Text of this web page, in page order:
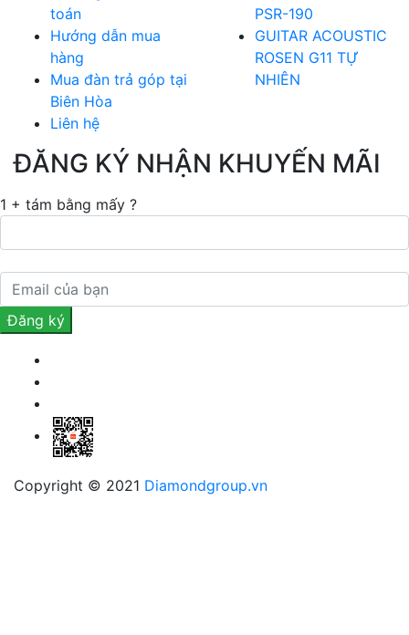
toán
Hướng dẫn mua
hàng
Mua đàn trả góp tại
Biên Hòa
Liên hệ
PSR-190
GUITAR ACOUSTIC
ROSEN G11 TỰ
NHIÊN
ĐĂNG KÝ NHẬN KHUYẾN MÃI
1 + tám bằng mấy ?
Copyright © 2021 Diamondgroup.vn